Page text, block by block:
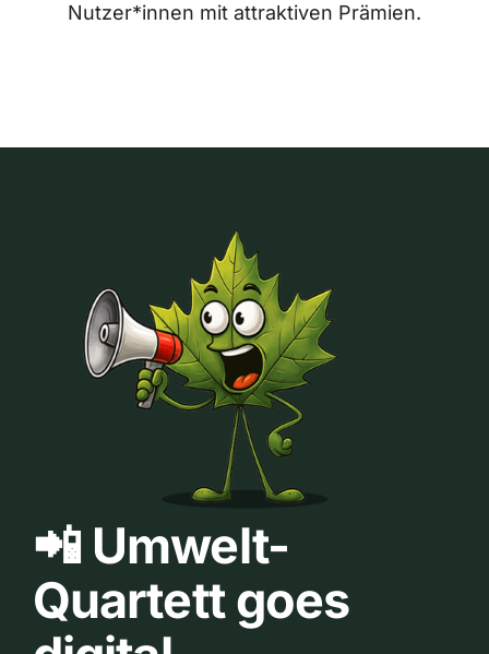
Nutzer*innen mit attraktiven Prämien.
📲 Umwelt-
Quartett goes